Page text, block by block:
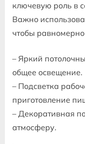
ключевую роль в
Важно
чтобы равномерно
– Яркий
общее освещение.
– Подсветка
приготовление
– Декоративная
атмосферу.